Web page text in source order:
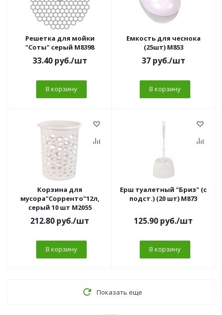
Решетка для мойки
"Соты" серый М8398
33.40руб./шт
В корзину
Емкость для чеснока
(25шт) М853
37руб./шт
В корзину
Корзина для
мусора"Сорренто"12л,
серый 10 шт М2055
212.80 руб./шт
В корзину
Ерш туалетный "Бриз" (с
подст.) (20 шт) М873
125.90 руб./шт
В корзину
Показать еще